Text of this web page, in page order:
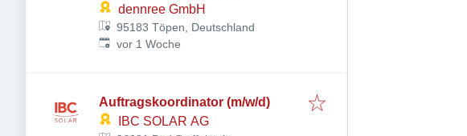
dennree GmbH
95183 Töpen, Deutschland
Veröffentlicht:
vor 1 Woche
Auftragskoordinator (m/w/d)
IBC SOLAR AG